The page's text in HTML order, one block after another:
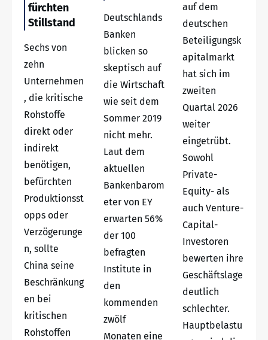
fürchten
Stillstand
Sechs von
zehn
Unternehmen
, die kritische
Rohstoffe
direkt oder
indirekt
benötigen,
befürchten
Produktionsst
opps oder
Verzögerunge
n, sollte
China seine
Beschränkung
en bei
kritischen
Rohstoffen
Deutschlands
Banken
blicken so
skeptisch auf
die Wirtschaft
wie seit dem
Sommer 2019
nicht mehr.
Laut dem
aktuellen
Bankenbarom
eter von EY
erwarten 56%
der 100
befragten
Institute in
den
kommenden
zwölf
Monaten eine
auf dem
deutschen
Beteiligungsk
apitalmarkt
hat sich im
zweiten
Quartal 2026
weiter
eingetrübt.
Sowohl
Private-
Equity- als
auch Venture-
Capital-
Investoren
bewerten ihre
Geschäftslage
deutlich
schlechter.
Hauptbelastu